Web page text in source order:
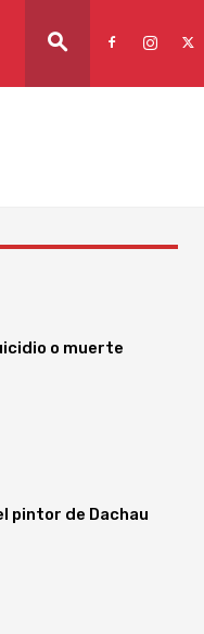
o muerte
pintor de Dachau